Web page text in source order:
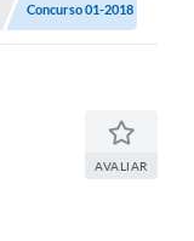
Concurso 01-2018
AVALIAR